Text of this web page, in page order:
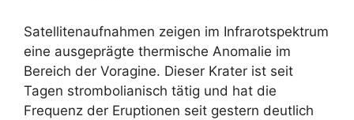
Satellitenaufnahmen zeigen im Infrarotspektrum
eine ausgeprägte thermische Anomalie im
Bereich der Voragine. Dieser Krater ist seit
Tagen strombolianisch tätig und hat die
Frequenz der Eruptionen seit gestern deutlich